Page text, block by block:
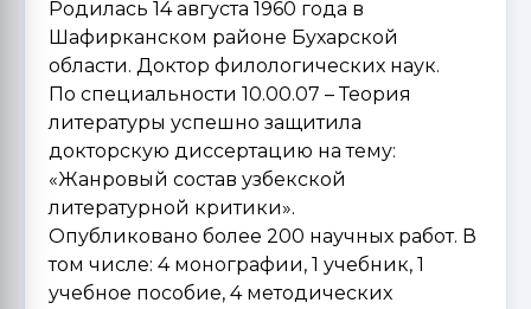
Родилась 14 августа 1960 года в
Шафирканском районе Бухарской
области. Доктор филологических наук.
По специальности 10.00.07 – Теория
литературы успешно защитила
докторскую диссертацию на тему:
«Жанровый состав узбекской
литературной критики».
Опубликовано более 200 научных работ. В
том числе: 4 монографии, 1 учебник, 1
учебное пособие, 4 методических